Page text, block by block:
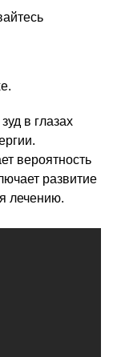
в глазах
вероятность
развитие
лечению.